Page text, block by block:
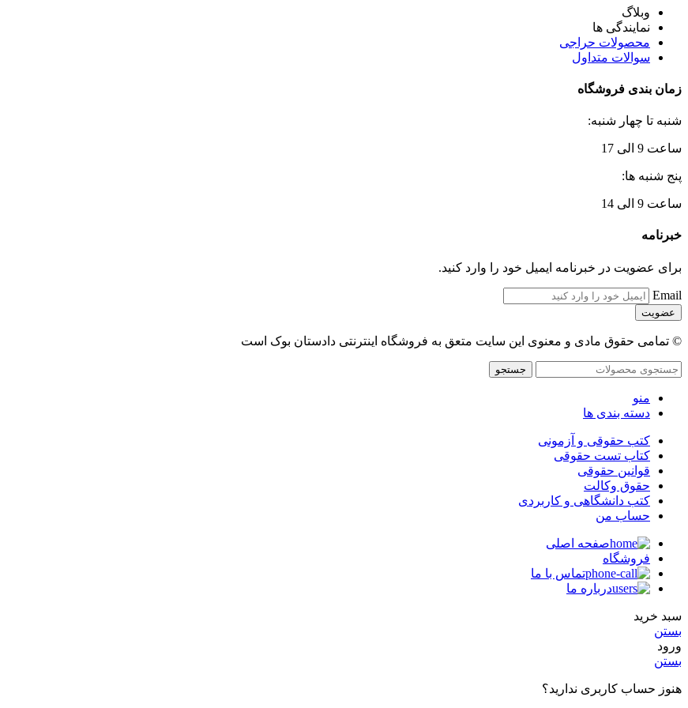
وبلاگ
نمایندگی ها
محصولات حراجی
سوالات متداول
زمان بندی فروشگاه
شنبه تا چهار شنبه:
ساعت 9 الی 17
پنج شنبه ها:
ساعت 9 الی 14
خبرنامه
برای عضویت در خبرنامه ایمیل خود را وارد کنید.
Email
© تمامی حقوق مادی و معنوی این سایت متعق به فروشگاه اینترنتی دادستان بوک است
جستجو
منو
دسته بندی ها
کتب حقوقی و آزمونی
کتاب تست حقوقی
قوانین حقوقی
حقوق وکالت
کتب دانشگاهی و کاربردی
حساب من
صفحه اصلی
فروشگاه
تماس با ما
درباره ما
سبد خرید
بستن
ورود
بستن
هنوز حساب کاربری ندارید؟